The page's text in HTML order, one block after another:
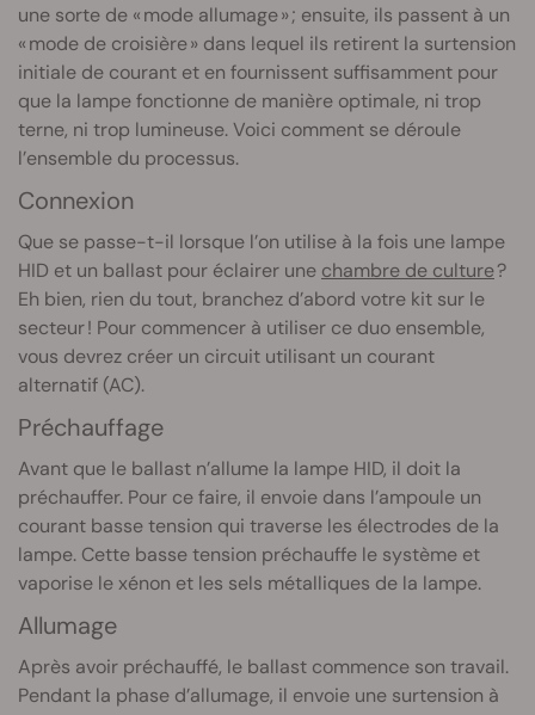
une sorte de « mode allumage » ; ensuite, ils passent à un
« mode de croisière » dans lequel ils retirent la surtension
initiale de courant et en fournissent suffisamment pour
que la lampe fonctionne de manière optimale, ni trop
terne, ni trop lumineuse. Voici comment se déroule
l’ensemble du processus.
Connexion
Que se passe-t-il lorsque l’on utilise à la fois une lampe
HID et un ballast pour éclairer une chambre de culture?
Eh bien, rien du tout, branchez d’abord votre kit sur le
secteur ! Pour commencer à utiliser ce duo ensemble,
vous devrez créer un circuit utilisant un courant
alternatif (AC).
Préchauffage
Avant que le ballast n’allume la lampe HID, il doit la
préchauffer. Pour ce faire, il envoie dans l’ampoule un
courant basse tension qui traverse les électrodes de la
lampe. Cette basse tension préchauffe le système et
vaporise le xénon et les sels métalliques de la lampe.
Allumage
Après avoir préchauffé, le ballast commence son travail.
Pendant la phase d’allumage, il envoie une surtension à